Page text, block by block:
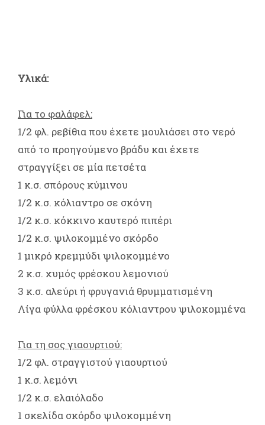
Υλικά:
Για το φαλάφελ:
1/2 φλ. ρεβίθια που έχετε μουλιάσει στο νερό
από το προηγούμενο βράδυ και έχετε
στραγγίξει σε μία πετσέτα
1 κ.σ. σπόρους κύμινου
1/2 κ.σ. κόλιαντρο σε σκόνη
1/2 κ.σ. κόκκινο καυτερό πιπέρι
1/2 κ.σ. ψιλοκομμένο σκόρδο
1 μικρό κρεμμύδι ψιλοκομμένο
2 κ.σ. χυμός φρέσκου λεμονιού
3 κ.σ. αλεύρι ή φρυγανιά θρυμματισμένη
Λίγα φύλλα φρέσκου κόλιαντρου ψιλοκομμένα
Για τη σος γιαουρτιού:
1/2 φλ. στραγγιστού γιαουρτιού
1 κ.σ. λεμόνι
1/2 κ.σ. ελαιόλαδο
1 σκελίδα σκόρδο ψιλοκομμένη